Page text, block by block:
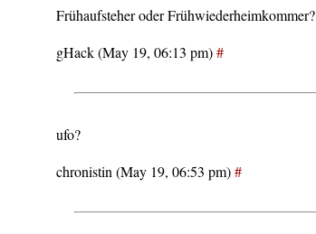
Frühaufsteher oder Frühwiederheimkommer?
gHack (May 19, 06:13 pm)#
ufo?
chronistin (May 19, 06:53 pm)#